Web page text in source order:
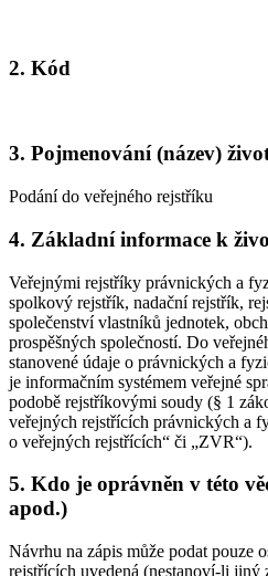
2. Kód
3. Pojmenování (název)
Podání do veřejného rejstříku
4. Základní informace k
Veřejnými rejstříky právnických a
spolkový rejstřík, nadační rejstřík,
společenství vlastníků jednotek,
prospěšných společností. Do
stanovené údaje o právnických a
je informačním systémem veřejné
podobě rejstříkovými soudy (§ 1
veřejných rejstřících právnických a
o veřejných rejstřících“ či „ZVR“).
5. Kdo je oprávněn v této
apod.)
Návrhu na zápis může podat pouze
rejstřících uvedená (nestanoví-li jiný